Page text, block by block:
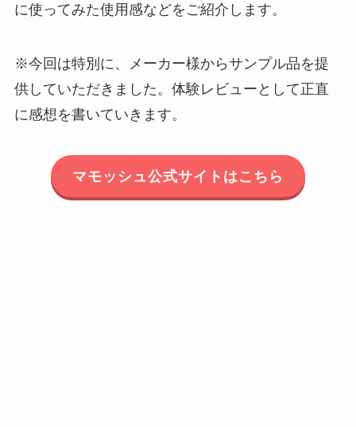
に使ってみた使用感などをご紹介します。
※今回は特別に、メーカー様からサンプル品を提
供していただきました。体験レビューとして正直
に感想を書いていきます。
マモッシュ公式サイトはこちら